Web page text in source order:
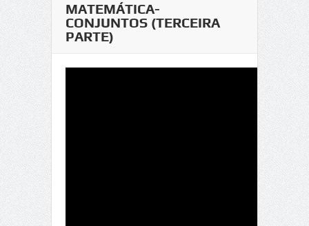
MATEMÁTICA-
CONJUNTOS (TERCEIRA
PARTE)